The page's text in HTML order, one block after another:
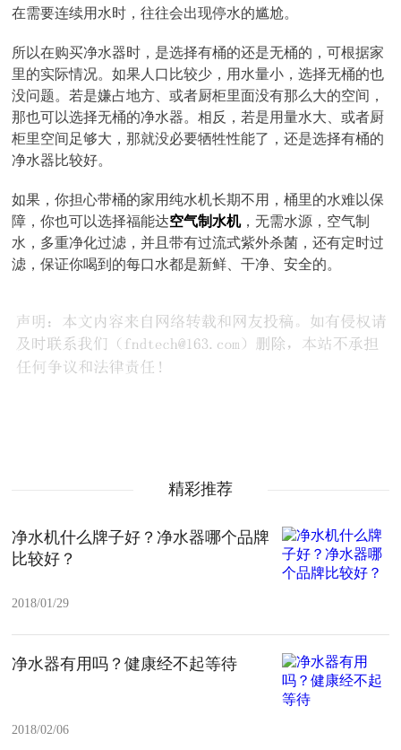
在需要连续用水时，往往会出现停水的尴尬。
所以在购买净水器时，是选择有桶的还是无桶的，可根据家
里的实际情况。如果人口比较少，用水量小，选择无桶的也
没问题。若是嫌占地方、或者厨柜里面没有那么大的空间，
那也可以选择无桶的净水器。相反，若是用量水大、或者厨
柜里空间足够大，那就没必要牺牲性能了，还是选择有桶的
净水器比较好。
如果，你担心带桶的家用纯水机长期不用，桶里的水难以保
障，你也可以选择福能达空气制水机，无需水源，空气制
水，多重净化过滤，并且带有过流式紫外杀菌，还有定时过
滤，保证你喝到的每口水都是新鲜、干净、安全的。
精彩推荐
净水机什么牌子好？净水器哪个品牌
比较好？
2018/01/29
净水器有用吗？健康经不起等待
2018/02/06